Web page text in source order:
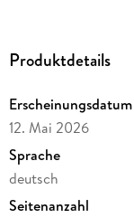
Kalenderverlag
Produktdetails
Erscheinungsdatum
12. Mai 2026
Sprache
deutsch
Seitenanzahl